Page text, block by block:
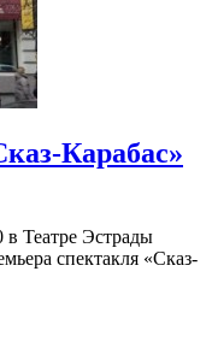
Карабас»
в Театре Эстрады
спектакля «Сказ-